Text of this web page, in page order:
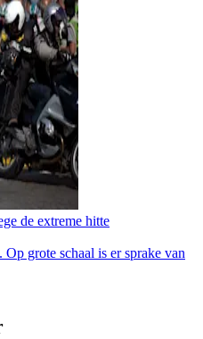
de extreme hitte
grote schaal is er sprake van